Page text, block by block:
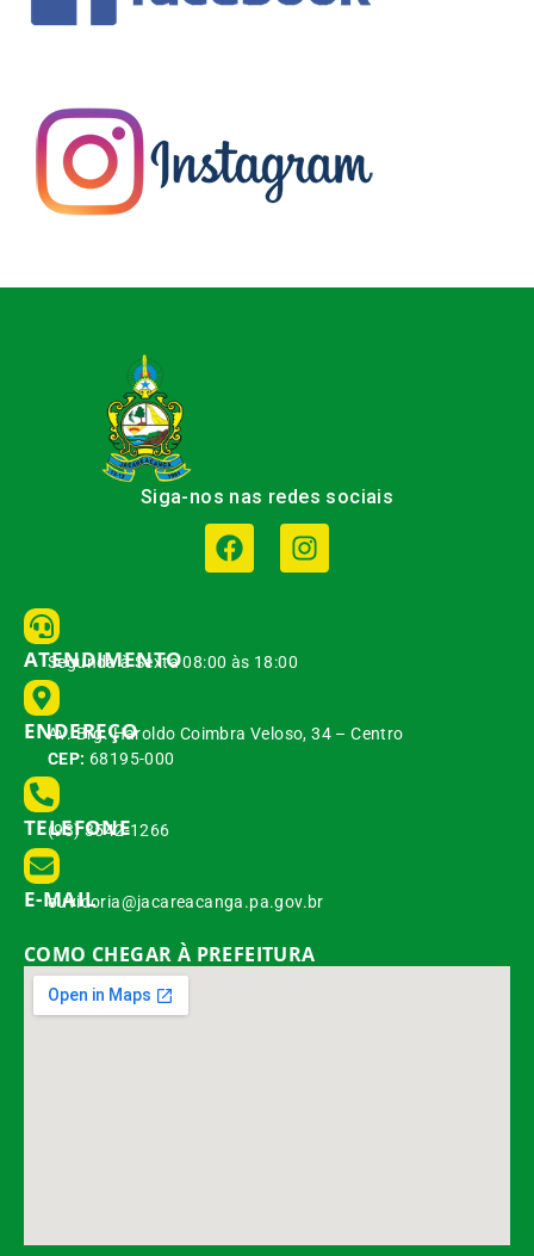
Siga-nos nas redes sociais
ATENDIMENTO
Segunda à Sexta 08:00 às 18:00
ENDEREÇO
Av. Brg. Haroldo Coimbra Veloso, 34 – Centro
CEP: 68195-000
TELEFONE
(93) 3542-1266
E-MAIL
ouvidoria@jacareacanga.pa.gov.br
COMO CHEGAR À PREFEITURA